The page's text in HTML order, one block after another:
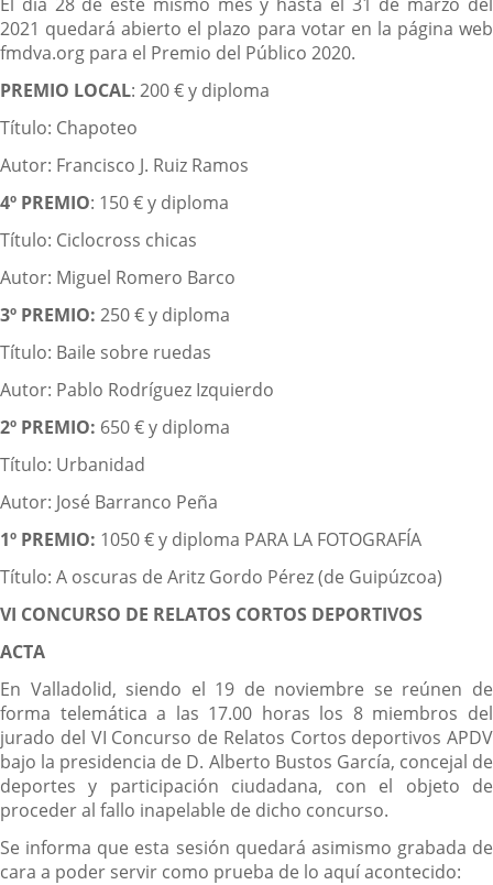
2021 quedará abierto el plazo para votar en la página web
fmdva.org para el Premio del Público 2020.
PREMIO LOCAL: 200 € y diploma
Título: Chapoteo
Autor: Francisco J. Ruiz Ramos
4º PREMIO: 150 € y diploma
Título: Ciclocross chicas
Autor: Miguel Romero Barco
3º PREMIO: 250 € y diploma
Título: Baile sobre ruedas
Autor: Pablo Rodríguez Izquierdo
2º PREMIO: 650 € y diploma
Título: Urbanidad
Autor: José Barranco Peña
1º PREMIO: 1050 € y diploma PARA LA FOTOGRAFÍA
Título: A oscuras de Aritz Gordo Pérez (de Guipúzcoa)
VI CONCURSO DE RELATOS CORTOS DEPORTIVOS
ACTA
En Valladolid, siendo el 19 de noviembre se reúnen de
forma telemática a las 17.00 horas los 8 miembros del
jurado del VI Concurso de Relatos Cortos deportivos APDV
bajo la presidencia de D. Alberto Bustos García, concejal de
deportes y participación ciudadana, con el objeto de
proceder al fallo inapelable de dicho concurso.
Se informa que esta sesión quedará asimismo grabada de
cara a poder servir como prueba de lo aquí acontecido: